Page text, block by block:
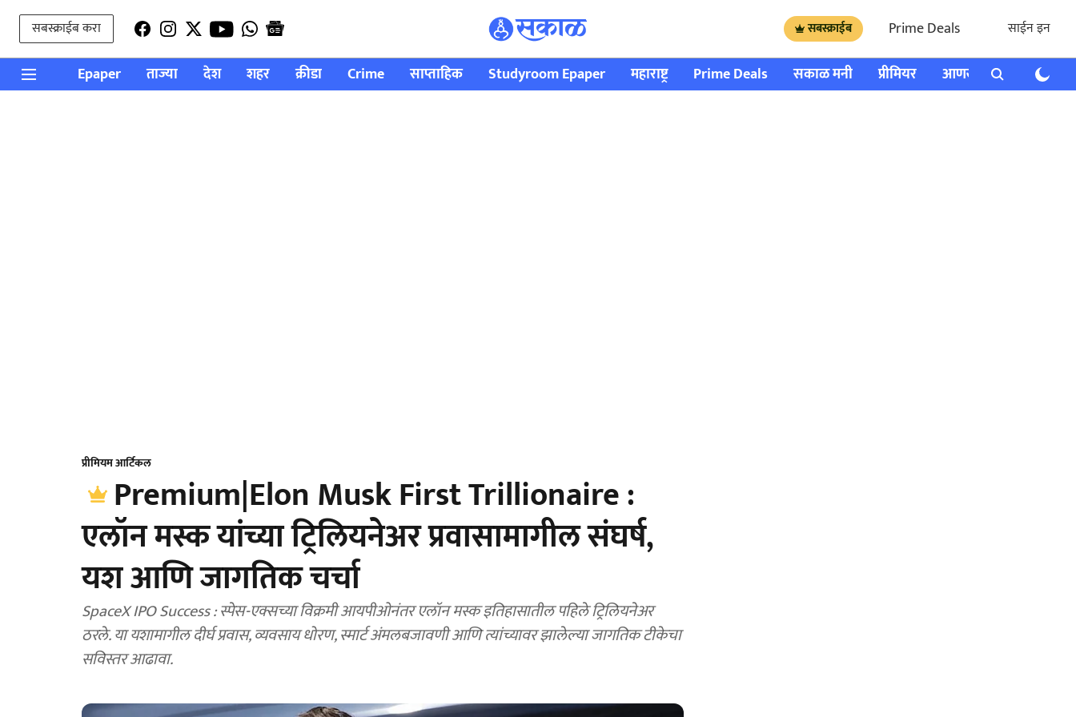
सबस्क्राईब करा सबस्क्राईब Prime Deals साईन इन
Epaper ताज्या देश शहर क्रीडा Crime साप्ताहिक Studyroom Epaper महाराष्ट्र Prime Deals सकाळ मनी प्रीमियर आणखी राशी भविष्य
प्रीमियम आर्टिकल
Premium|Elon Musk First Trillionaire :
एलॉन मस्क यांच्या ट्रिलियनेअर प्रवासामागील संघर्ष,
यश आणि जागतिक चर्चा
SpaceX IPO Success : स्पेस-एक्सच्या विक्रमी आयपीओनंतर एलॉन मस्क इतिहासातील पहिले ट्रिलियनेअर
ठरले. या यशामागील दीर्घ प्रवास, व्यवसाय धोरण, स्मार्ट अंमलबजावणी आणि त्यांच्यावर झालेल्या जागतिक टीकेचा
सविस्तर आढावा.